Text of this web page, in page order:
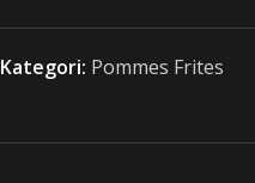
Kategori: Pommes Frites